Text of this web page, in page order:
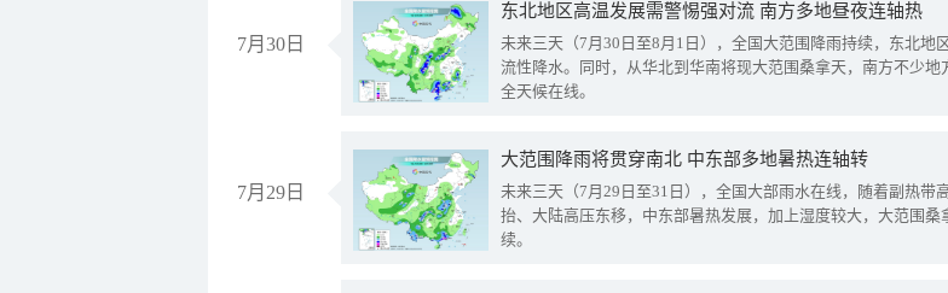
7月30日
东北地区高温发展需警惕强对流 南方多地昼夜连轴热
未来三天（7月30日至8月1日），全国大范围降雨持续，东北地
流性降水。同时，从华北到华南将现大范围桑拿天，南方不少地
全天候在线。
7月29日
大范围降雨将贯穿南北 中东部多地暑热连轴转
未来三天（7月29日至31日），全国大部雨水在线，随着副热带
抬、大陆高压东移，中东部暑热发展，加上湿度较大，大范围桑
续。